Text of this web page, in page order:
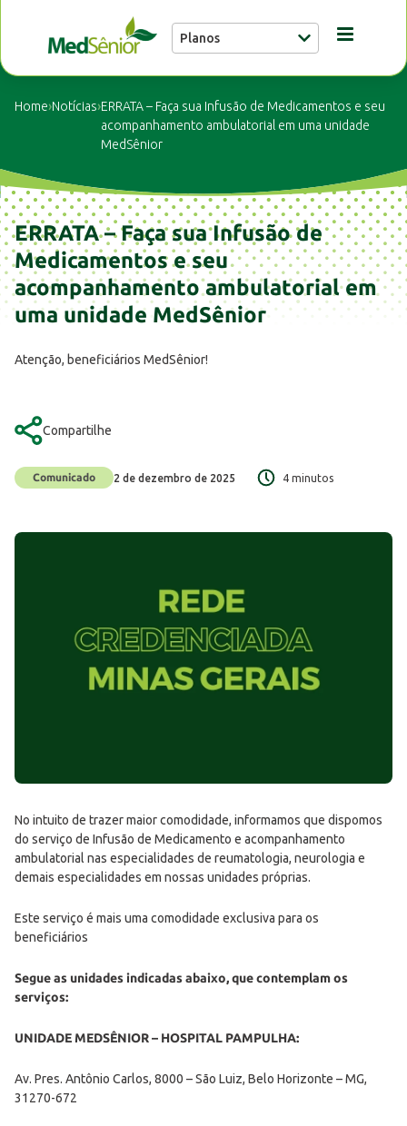
Planos
Guia Médico
Unidades
Notícias
Home›Notícias›ERRATA – Faça sua Infusão de Medicamentos e seu
acompanhamento ambulatorial em uma unidade
MedSênior
ERRATA – Faça sua Infusão de
Medicamentos e seu
acompanhamento ambulatorial em
uma unidade MedSênior
Atenção, beneficiários MedSênior!
Compartilhe
2 de dezembro de 2025 4 minutos
Comunicado
No intuito de trazer maior comodidade, informamos que dispomos
do serviço de Infusão de Medicamento e acompanhamento
ambulatorial nas especialidades de reumatologia, neurologia e
demais especialidades em nossas unidades próprias.
Este serviço é mais uma comodidade exclusiva para os
beneficiários
Segue as unidades indicadas abaixo, que contemplam os
serviços:
UNIDADE MEDSÊNIOR – HOSPITAL PAMPULHA:
Av. Pres. Antônio Carlos, 8000 – São Luiz, Belo Horizonte – MG,
31270-672